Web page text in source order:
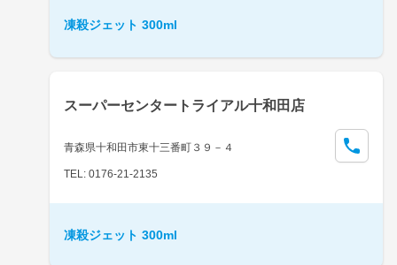
凍殺ジェット 300ml
スーパーセンタートライアル十和田店
青森県十和田市東十三番町３９－４
TEL: 0176-21-2135
凍殺ジェット 300ml